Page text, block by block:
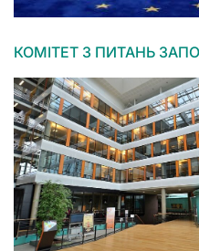
КОМІТЕТ З ПИТАНЬ